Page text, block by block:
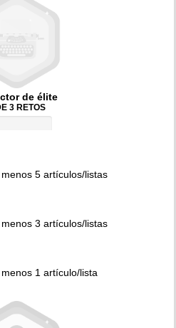
de élite
3 RETOS
5 artículos/listas
3 artículos/listas
1 artículo/lista